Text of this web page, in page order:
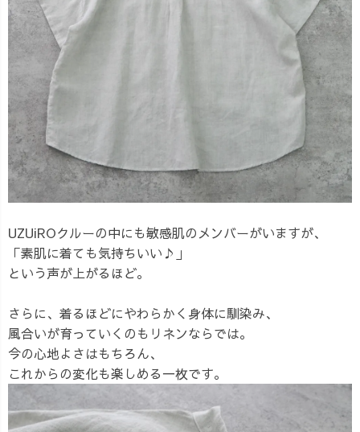
UZUiROクルーの中にも敏感肌のメンバーがいますが、
「素肌に着ても気持ちいい♪」
という声が上がるほど。
さらに、着るほどにやわらかく身体に馴染み、
風合いが育っていくのもリネンならでは。
今の心地よさはもちろん、
これからの変化も楽しめる一枚です。